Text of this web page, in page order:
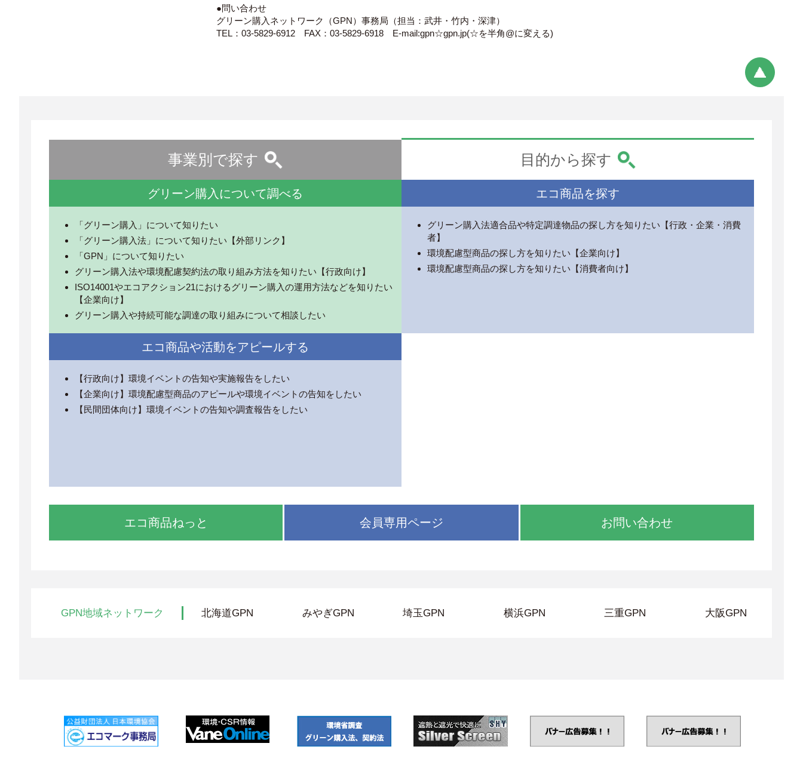
●問い合わせ
グリーン購入ネットワーク（GPN）事務局（担当：武井・竹内・深津）
TEL：03-5829-6912 FAX：03-5829-6918 E-mail:gpn☆gpn.jp(☆を半角@に変える)
事業別で探す 目的から探す
グリーン購入について調べる
「グリーン購入」について知りたい
「グリーン購入法」について知りたい【外部リンク】
「GPN」について知りたい
グリーン購入法や環境配慮契約法の取り組み方法を知りたい【行政向け】
ISO14001やエコアクション21におけるグリーン購入の運用方法などを知りたい
【企業向け】
グリーン購入や持続可能な調達の取り組みについて相談したい
エコ商品を探す
グリーン購入法適合品や特定調達物品の探し方を知りたい【行政・企業・消費
者】
環境配慮型商品の探し方を知りたい【企業向け】
環境配慮型商品の探し方を知りたい【消費者向け】
エコ商品や活動をアピールする
【行政向け】環境イベントの告知や実施報告をしたい
【企業向け】環境配慮型商品のアピールや環境イベントの告知をしたい
【民間団体向け】環境イベントの告知や調査報告をしたい
エコ商品ねっと 会員専用ページ お問い合わせ
GPN地域ネットワーク 北海道GPN みやぎGPN 埼玉GPN 横浜GPN 三重GPN 大阪GPN